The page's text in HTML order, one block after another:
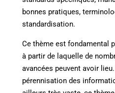
bonnes pratiques,
standardisation.
Ce thème est fondamental
à partir de laquelle de
avancées peuvent avoir
pérennisation des